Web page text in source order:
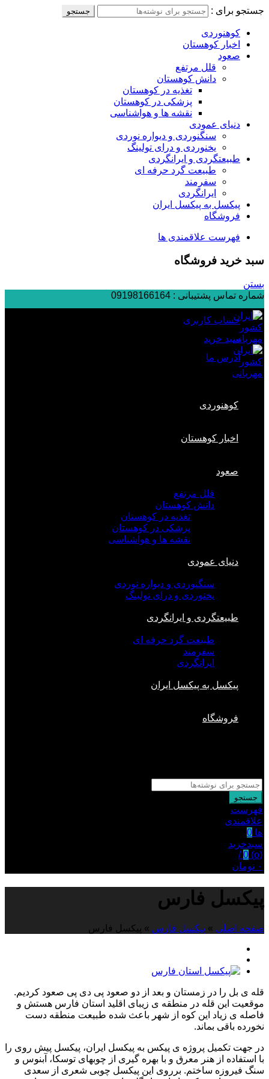
جستجو برای : جستجو
کوهنوردی
اخبار کوهستان
صعود
قلل مرتفع
دانش کوهستان
تغذیه در کوهستان
پزشکی در کوهستان
نقشه ها و هواشناسی
دنیای عمودی
سنگنوردی و دیواره نوردی
یخنوردی و درای تولینگ
طبیعتگردی و ایرانگردی
طبیعت گرد حرفه ای
سفرمند
ایرانگردی
پیکسل به پیکسل ایران
فروشگاه
فهرست علاقمندی ها
سبد خرید فروشگاه
بستن
شماره تماس پشتیبانی : 09198166164
حساب کاربری
سبد خرید
آدرس ما
کوهنوردی
اخبار کوهستان
صعود
قلل مرتفع
دانش کوهستان
تغذیه در کوهستان
پزشکی در کوهستان
نقشه ها و هواشناسی
دنیای عمودی
سنگنوردی و دیواره نوردی
یخنوردی و درای تولینگ
طبیعتگردی و ایرانگردی
طبیعت گرد حرفه ای
سفرمند
ایرانگردی
پیکسل به پیکسل ایران
فروشگاه
جستجو
فهرست
علاقمندی
ها 0
سبدخرید
(
o
)
0
/
۰ تومان
پیکسل فارس
صفحه اصلی » پیکسل فارس » پیکسل فارس
قله ی بل را در زمستان و بعد از دو صعود پی دی پی صعود کردیم.
موقعیت این قله در منطقه ی زیبای اقلید استان فارس هستش و
فاصله ی زیاد این کوه از شهر باعث شده طبیعت منطقه دست
نخورده باقی بماند.
در جهت تکمیل پروژه ی پیکس به پیکسل ایران، پیکسل پیش روی را
با استفاده از هنر معرق و با بهره گیری از چوبهای توسکا، آبنوس و
سنگ فیروزه ساختم. برروی این پیکسل چوبی شعری از سعدی